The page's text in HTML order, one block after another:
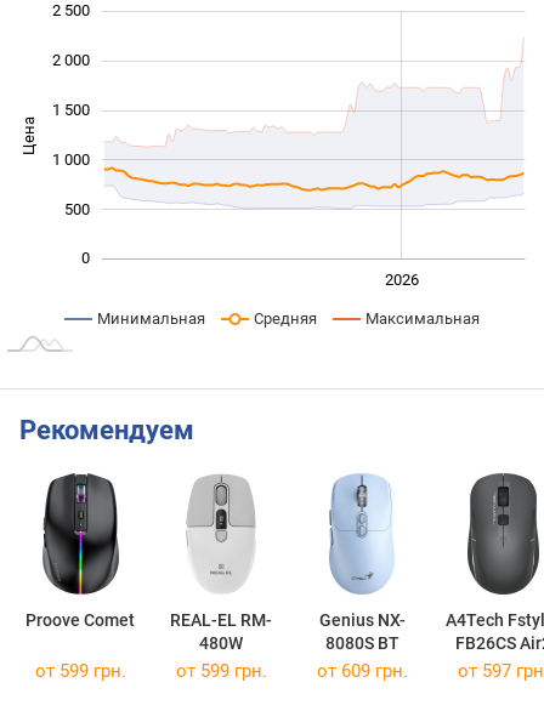
Цена
0
500
1 000
1 500
2 000
2 500
2026
Минимальная Средняя Максимальная
Рекомендуем
Proove Comet
REAL-EL RM-
480W
Genius NX-
8080S BT
A4Tech
FB26CS
от 599 грн. от 599 грн. от 609 грн. от 597